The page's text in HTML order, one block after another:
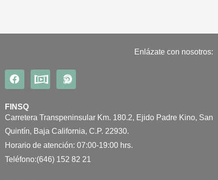
Enlázate con nosotros:
FINSQ
Carretera Transpeninsular Km. 180.2, Ejido Padre Kino, San
Quintín, Baja California, C.P. 22930.
Horario de atención: 07:00-19:00 hrs.
Teléfono:(646) 152 82 21